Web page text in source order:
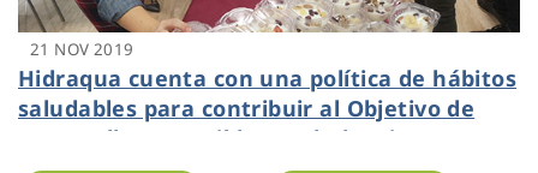
21 NOV 2019
Hidraqua cuenta con una política de hábitos
saludables para contribuir al Objetivo de
Desarrollo Sostenible 3 ‘Salud y Bienestar’